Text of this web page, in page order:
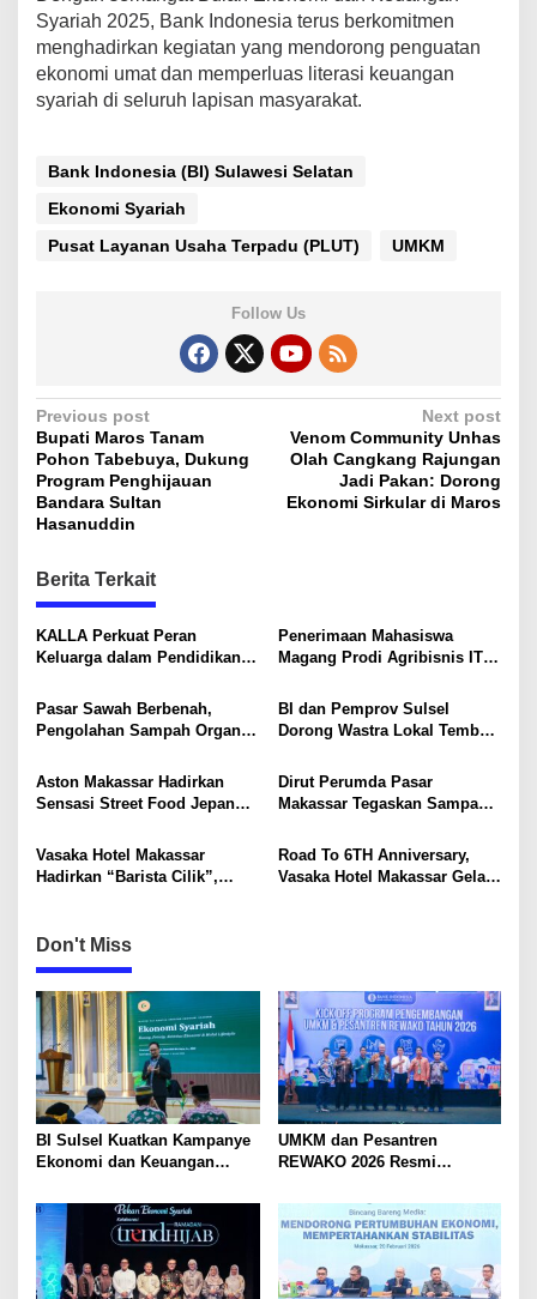
Syariah 2025, Bank Indonesia terus berkomitmen
menghadirkan kegiatan yang mendorong penguatan
ekonomi umat dan memperluas literasi keuangan
syariah di seluruh lapisan masyarakat.
Bank Indonesia (BI) Sulawesi Selatan
Ekonomi Syariah
Pusat Layanan Usaha Terpadu (PLUT)
UMKM
Follow Us
P
o
s
t
a
v
i
a
i
n
Previous post
Bupati Maros Tanam
Pohon Tabebuya, Dukung
Program Penghijauan
Bandara Sultan
Hasanuddin
Next post
Venom Community Unhas
Olah Cangkang Rajungan
Jadi Pakan: Dorong
Ekonomi Sirkular di Maros
Berita Terkait
KALLA Perkuat Peran
Keluarga dalam Pendidikan
Explorers
Penerimaan Mahasiswa
Magang Prodi Agribisnis ITP
Perkuat Kompetensi Lewat
Program MBKM
Pasar Sawah Berbenah,
Pengolahan Sampah Organik
BI dan Pemprov Sulsel
Dorong Wastra Lokal Tembus
Mancanegara
Aston Makassar Hadirkan
Sensasi Street Food Jepang
Tokyo”, Mulai Rp48 Ribu
Dirut Perumda Pasar
Makassar Tegaskan Sampah
Bukan Dibuang ke TPA
Vasaka Hotel Makassar
Hadirkan “Barista Cilik”,
Road To 6TH Anniversary,
Vasaka Hotel Makassar Gelar
Don't Miss
BI Sulsel Kuatkan Kampanye
Ekonomi dan Keuangan
Trainers Konten Ekonomi dan
Keuangan Syariah
UMKM dan Pesantren
REWAKO 2026 Resmi
Sulsel Dorong Pelaku Usaha
Naik Kelas